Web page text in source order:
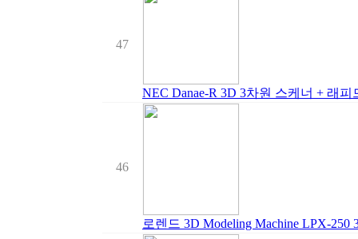
47
NEC Danae-R 3D 3차원 스케너 + 래
46
로렌드 3D Modeling Machine LPX-